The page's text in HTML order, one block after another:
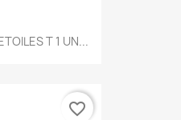
T 1 UN...
favorite_border